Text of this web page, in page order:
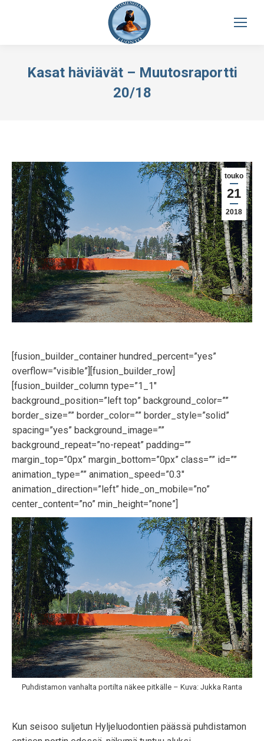
Kasat häviävät – Muutosraportti
20/18
touko
21
2018
[fusion_builder_container hundred_percent=”yes”
overflow=”visible”][fusion_builder_row]
[fusion_builder_column type=”1_1″
background_position=”left top” background_color=””
border_size=”” border_color=”” border_style=”solid”
spacing=”yes” background_image=””
background_repeat=”no-repeat” padding=””
margin_top=”0px” margin_bottom=”0px” class=”” id=””
animation_type=”” animation_speed=”0.3″
animation_direction=”left” hide_on_mobile=”no”
center_content=”no” min_height=”none”]
Puhdistamon vanhalta portilta näkee pitkälle – Kuva: Jukka Ranta
Kun seisoo suljetun Hyljeluodontien päässä puhdistamon